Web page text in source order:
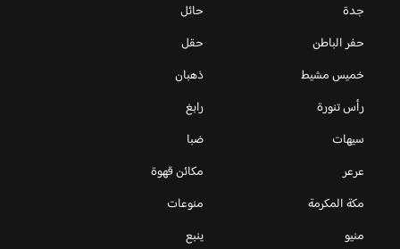
جدة
حائل
حفر الباطن
حقل
خميس مشيط
ذهبان
رأس تنورة
رابغ
سيهات
ضبا
عرعر
مكائن قهوة
مكة المكرمة
منوعات
منيو
ينبع